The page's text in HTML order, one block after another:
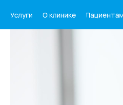
Услуги О клинике Пациентам